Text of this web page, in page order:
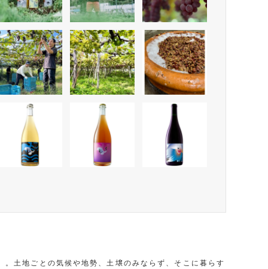
土地ごとの気候や地勢、土壌のみならず、そこに暮らす